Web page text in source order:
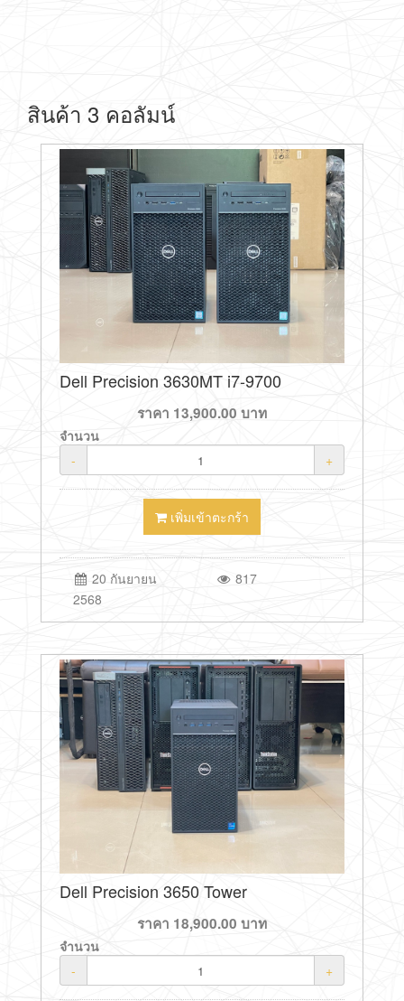
สินค้า 3 คอลัมน์
Dell Precision 3630MT i7-9700
ราคา 13,900.00 บาท
จำนวน
-
+
เพิ่มเข้าตะกร้า
20 กันยายน
2568
817
Dell Precision 3650 Tower
ราคา 18,900.00 บาท
จำนวน
-
+